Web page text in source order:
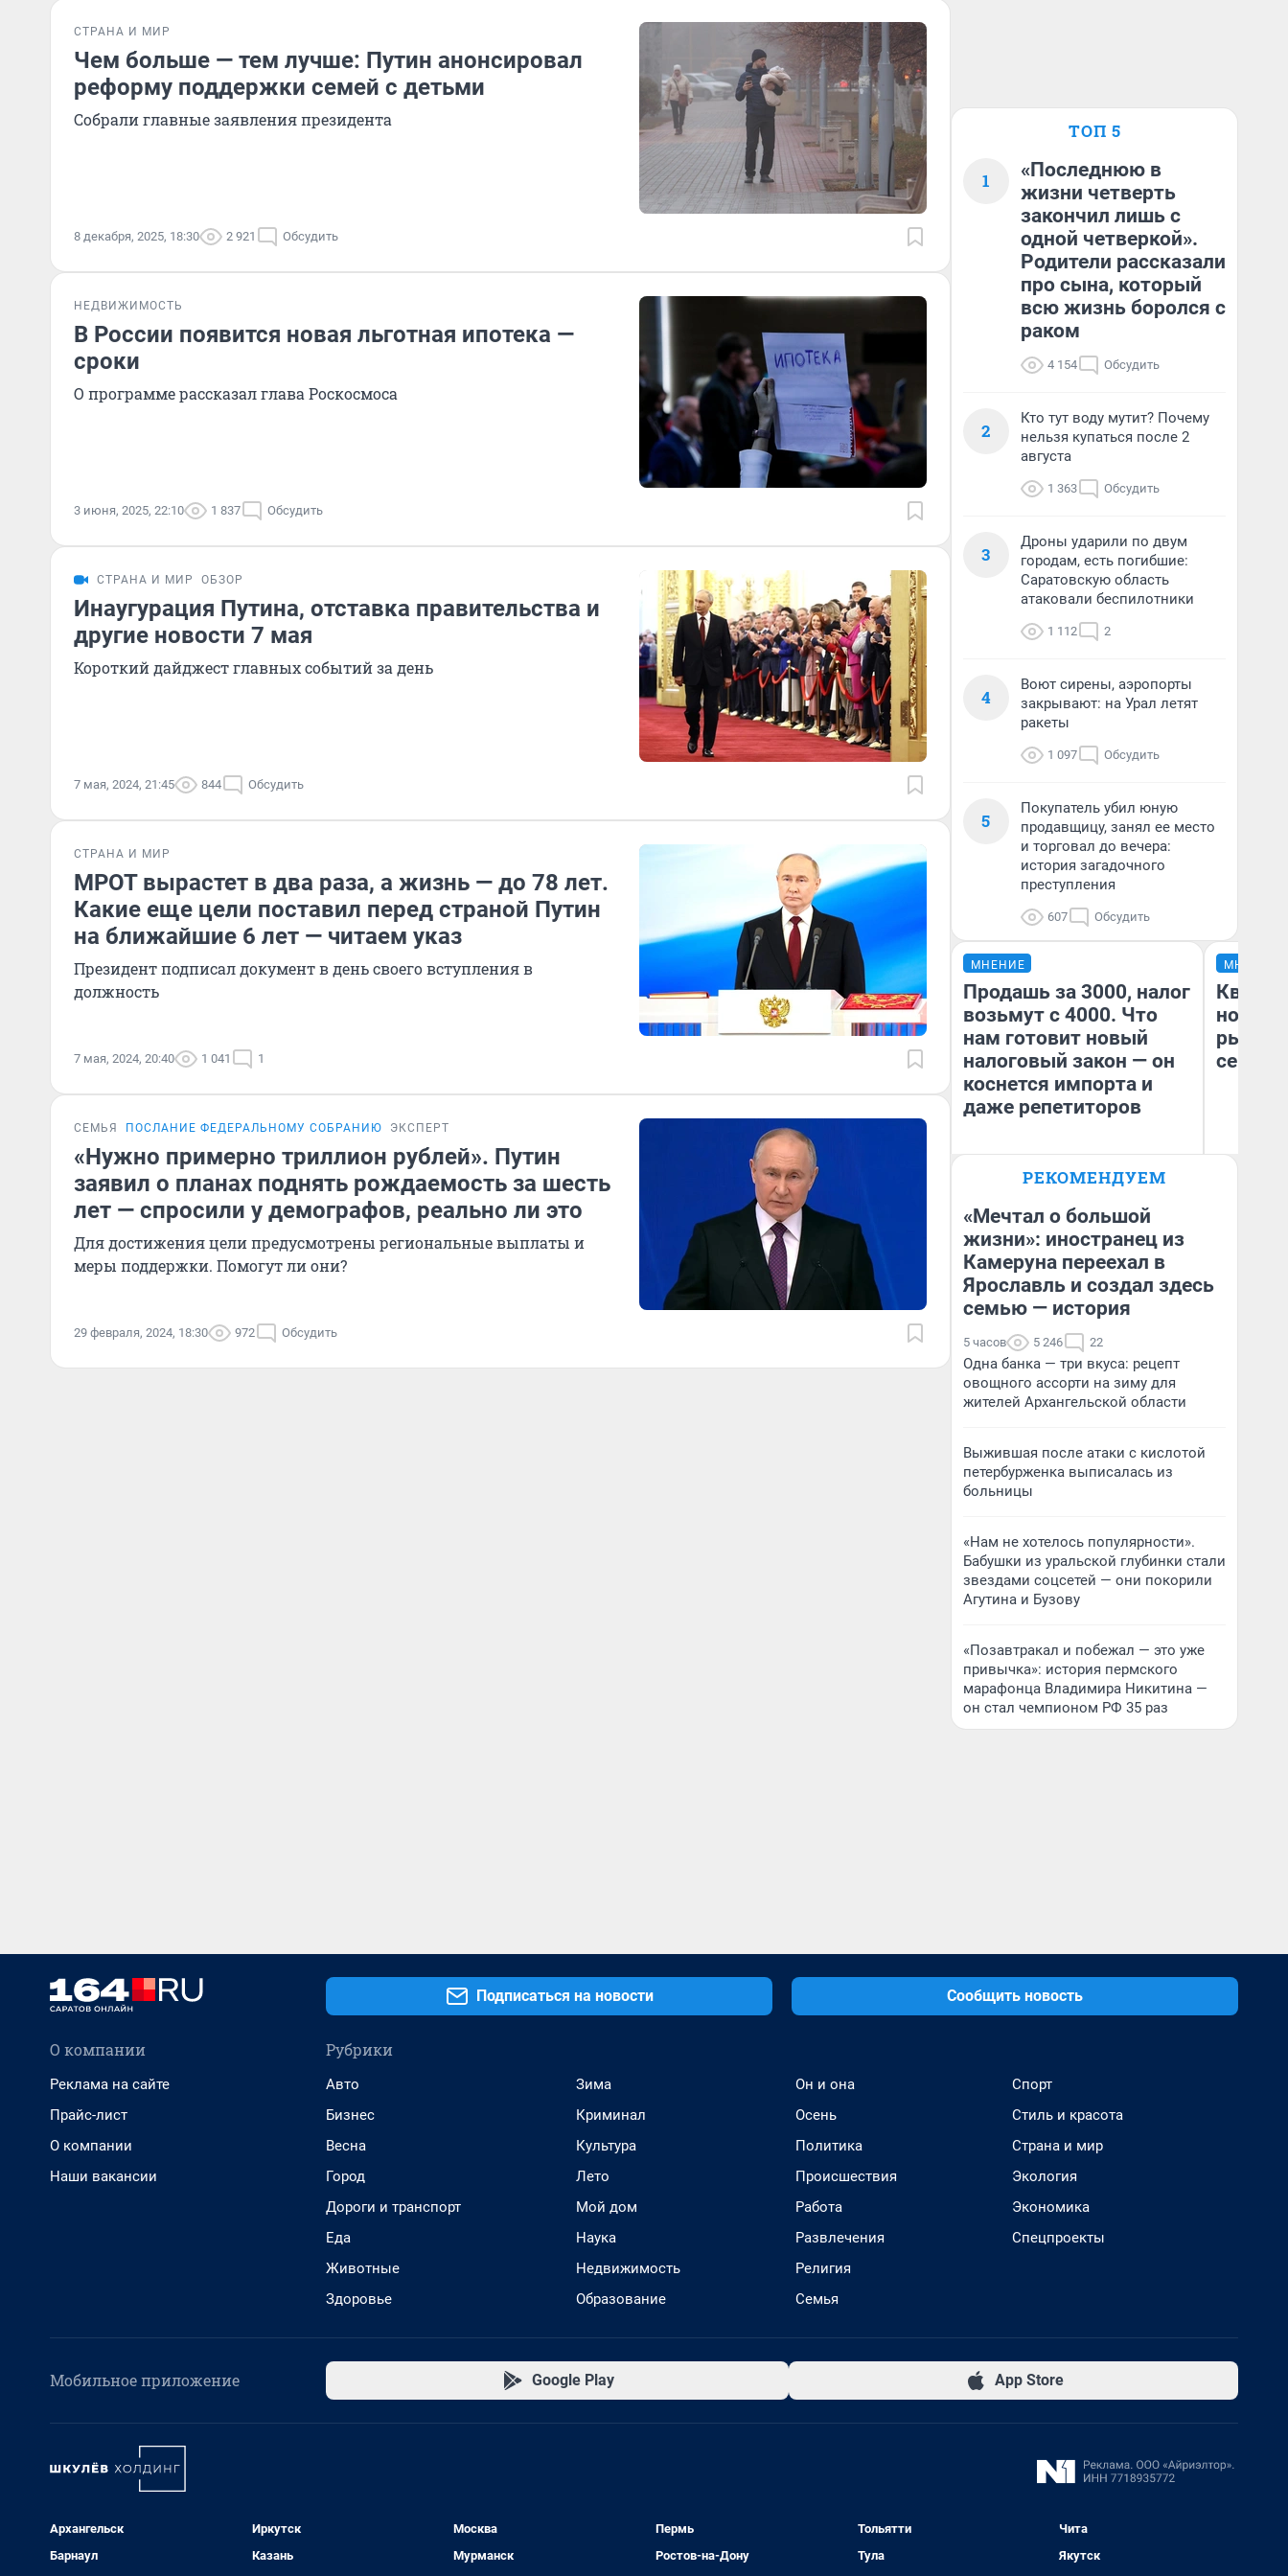
СТРАНА И МИР
Чем больше — тем лучше: Путин анонсировал
реформу поддержки семей с детьми
Собрали главные заявления президента
8 декабря, 2025, 18:30 2 921 Обсудить
НЕДВИЖИМОСТЬ
В России появится новая льготная ипотека —
сроки
О программе рассказал глава Роскосмоса
3 июня, 2025, 22:10 1 837 Обсудить
СТРАНА И МИР ОБЗОР
Инаугурация Путина, отставка правительства и
другие новости 7 мая
Короткий дайджест главных событий за день
7 мая, 2024, 21:45 844 Обсудить
СТРАНА И МИР
МРОТ вырастет в два раза, а жизнь — до 78 лет.
Какие еще цели поставил перед страной Путин
на ближайшие 6 лет — читаем указ
Президент подписал документ в день своего вступления в
должность
7 мая, 2024, 20:40 1 041 1
СЕМЬЯ ПОСЛАНИЕ ФЕДЕРАЛЬНОМУ СОБРАНИЮ ЭКСПЕРТ
«Нужно примерно триллион рублей». Путин
заявил о планах поднять рождаемость за шесть
лет — спросили у демографов, реально ли это
Для достижения цели предусмотрены региональные выплаты и
меры поддержки. Помогут ли они?
29 февраля, 2024, 18:30 972 Обсудить
ТОП 5
1
«Последнюю в
жизни четверть
закончил лишь с
одной четверкой».
Родители рассказали
про сына, который
всю жизнь боролся с
раком
4 154 Обсудить
2
Кто тут воду мутит? Почему
нельзя купаться после 2
августа
1 363 Обсудить
3
Дроны ударили по двум
городам, есть погибшие:
Саратовскую область
атаковали беспилотники
1 112 2
4
Воют сирены, аэропорты
закрывают: на Урал летят
ракеты
1 097 Обсудить
5
Покупатель убил юную
продавщицу, занял ее место
и торговал до вечера:
история загадочного
преступления
607 Обсудить
МНЕНИЕ
Продашь за 3000, налог
возьмут с 4000. Что
нам готовит новый
налоговый закон — он
коснется импорта и
даже репетиторов
Анастасия Завгородняя
МНЕНИЕ
но
рынок
РЕКОМЕНДУЕМ
«Мечтал о большой
жизни»: иностранец из
Камеруна переехал в
Ярославль и создал здесь
семью — история
5 часов 5 246 22
Одна банка — три вкуса: рецепт
овощного ассорти на зиму для
жителей Архангельской области
Выжившая после атаки с кислотой
петербурженка выписалась из
больницы
«Нам не хотелось популярности».
Бабушки из уральской глубинки стали
звездами соцсетей — они покорили
Агутина и Бузову
«Позавтракал и побежал — это уже
привычка»: история пермского
марафонца Владимира Никитина —
он стал чемпионом РФ 35 раз
Подписаться на новости Сообщить новость
О компании
Реклама на сайте
Прайс-лист
О компании
Наши вакансии
Рубрики
Авто
Бизнес
Весна
Город
Дороги и транспорт
Еда
Животные
Здоровье
Зима
Криминал
Культура
Лето
Мой дом
Наука
Недвижимость
Образование
Он и она
Осень
Политика
Происшествия
Работа
Развлечения
Религия
Семья
Спорт
Стиль и красота
Страна и мир
Экология
Экономика
Спецпроекты
Мобильное приложение Google Play App Store
Архангельск
Барнаул
Иркутск
Казань
Москва
Мурманск
Пермь
Ростов-на-Дону
Тольятти
Тула
Чита
Якутск